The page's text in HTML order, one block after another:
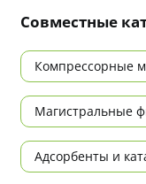
Совместные
Компрессорные
Магистральные
Адсорбенты и